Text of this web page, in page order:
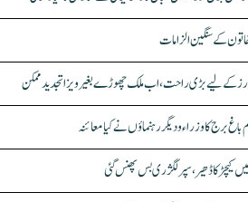
کے سنگین الزامات
برج کا وزراء و دیگر رہنماؤں نے کیا معائنہ
کیچڑ کا ڈھیر، سپر لگژری بس پھنس گئی